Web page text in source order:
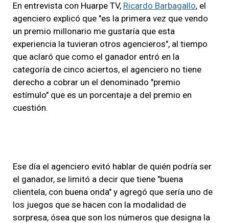
En entrevista con Huarpe TV, Ricardo Barbagallo, el
agenciero explicó que "es la primera vez que vendo
un premio millonario me gustaría que esta
experiencia la tuvieran otros agencieros", al tiempo
que aclaró que como el ganador entró en la
categoría de cinco aciertos, el agenciero no tiene
derecho a cobrar un el denominado "premio
estímulo" que es un porcentaje a del premio en
cuestión.
Ese día el agenciero evitó hablar de quién podría ser
el ganador, se limitó a decir que tiene "buena
clientela, con buena onda" y agregó que sería uno de
los juegos que se hacen con la modalidad de
sorpresa, ósea que son los números que designa la